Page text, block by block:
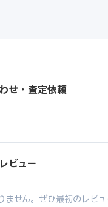
せ・査定依頼
ビュー
ません。ぜひ最初のレビュ